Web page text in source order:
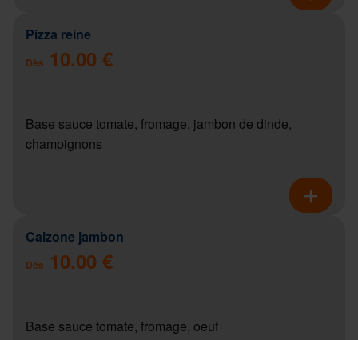
Pizza reine
Dès 10.00 €
Base sauce tomate, fromage, jambon de dinde,
champignons
Calzone jambon
Dès 10.00 €
Base sauce tomate, fromage, oeuf